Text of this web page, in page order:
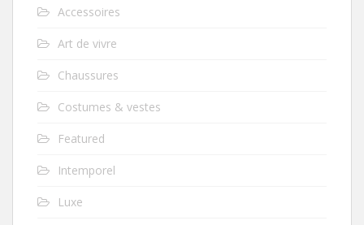
Accessoires
Art de vivre
Chaussures
Costumes & vestes
Featured
Intemporel
Luxe